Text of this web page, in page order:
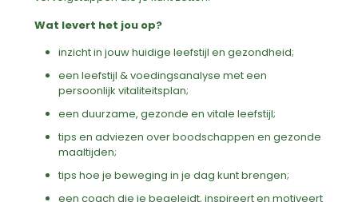
Wat levert het jou op?
inzicht in jouw huidige leefstijl en gezondheid;
een leefstijl & voedingsanalyse met een
persoonlijk vitaliteitsplan;
een duurzame, gezonde en vitale leefstijl;
tips en adviezen over boodschappen en gezonde
maaltijden;
tips hoe je beweging in je dag kunt brengen;
een coach die je begeleidt, inspireert en motiveert